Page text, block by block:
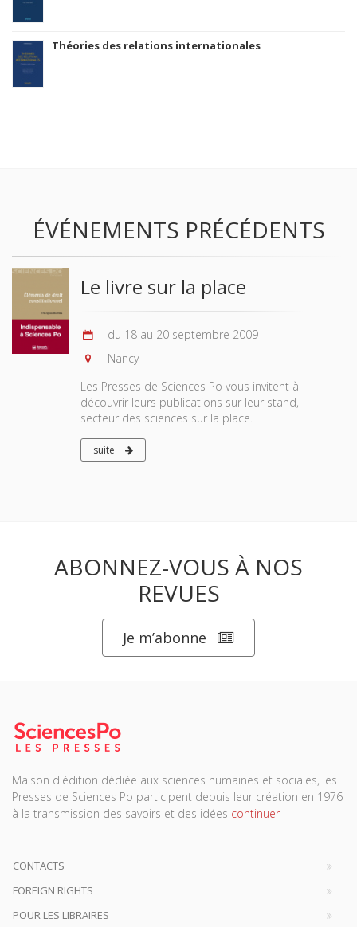
Théories des relations internationales
ÉVÉNEMENTS PRÉCÉDENTS
Le livre sur la place
du 18 au 20 septembre 2009
Nancy
Les Presses de Sciences Po vous invitent à
découvrir leurs publications sur leur stand,
secteur des sciences sur la place.
suite
ABONNEZ-VOUS À NOS
REVUES
Je m’abonne
Maison d'édition dédiée aux sciences humaines et sociales, les
Presses de Sciences Po participent depuis leur création en 1976
à la transmission des savoirs et des idées continuer
CONTACTS
FOREIGN RIGHTS
POUR LES LIBRAIRES